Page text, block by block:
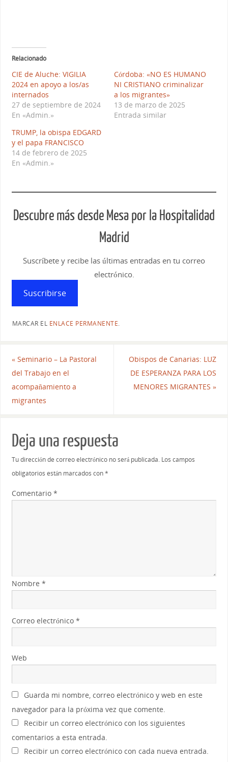
Relacionado
CIE de Aluche: VIGILIA
2024 en apoyo a los/as
internados
27 de septiembre de 2024
En «Admin.»
Córdoba: «NO ES HUMANO
NI CRISTIANO criminalizar
a los migrantes»
13 de marzo de 2025
Entrada similar
TRUMP, la obispa EDGARD
y el papa FRANCISCO
14 de febrero de 2025
En «Admin.»
Descubre más desde Mesa por la Hospitalidad
Madrid
Suscríbete y recibe las últimas entradas en tu correo
electrónico.
Suscribirse
MARCAR EL ENLACE PERMANENTE.
«Seminario – La Pastoral
del Trabajo en el
acompañamiento a
migrantes
Obispos de Canarias: LUZ
DE ESPERANZA PARA LOS
MENORES MIGRANTES»
Deja una respuesta
Tu dirección de correo electrónico no será publicada. Los campos
obligatorios están marcados con*
Comentario *
Nombre *
Correo electrónico *
Web
Guarda mi nombre, correo electrónico y web en este
navegador para la próxima vez que comente.
Recibir un correo electrónico con los siguientes
comentarios a esta entrada.
Recibir un correo electrónico con cada nueva entrada.